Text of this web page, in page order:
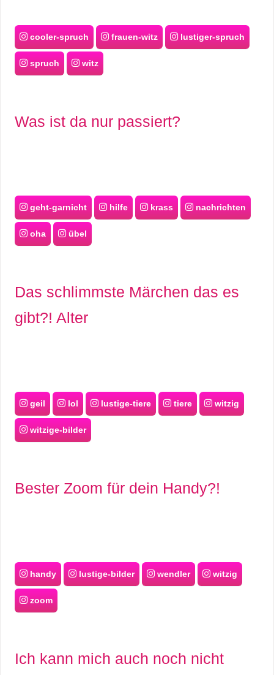
cooler-spruch frauen-witz lustiger-spruch
spruch witz
Was ist da nur passiert?
geht-garnicht hilfe krass nachrichten
oha übel
Das schlimmste Märchen das es
gibt?! Alter
geil lol lustige-tiere tiere witzig
witzige-bilder
Bester Zoom für dein Handy?!
handy lustige-bilder wendler witzig
zoom
Ich kann mich auch noch nicht